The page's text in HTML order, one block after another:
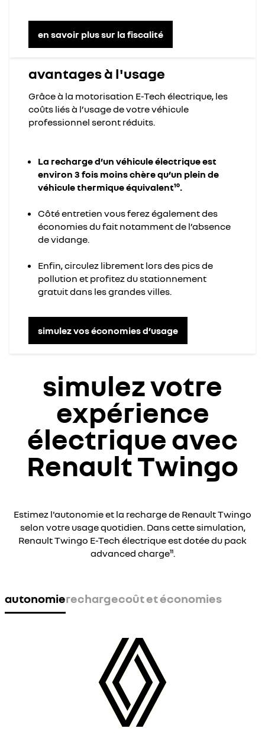
en savoir plus sur la fiscalité
avantages à l'usage
Grâce à la motorisation E-Tech électrique, les
coûts liés à l’usage de votre véhicule
professionnel seront réduits.
La recharge d’un véhicule électrique est
environ 3 fois moins chère qu’un plein de
véhicule thermique équivalent¹⁰.
Côté entretien vous ferez également des
économies du fait notamment de l’absence
de vidange.
Enfin, circulez librement lors des pics de
pollution et profitez du stationnement
gratuit dans les grandes villes.
simulez vos économies d’usage
simulez votre
expérience
électrique avec
Renault Twingo
Estimez l'autonomie et la recharge de Renault Twingo
selon votre usage quotidien. Dans cette simulation,
Renault Twingo E-Tech électrique est dotée du pack
advanced charge¹¹.
autonomierechargecoût et économies